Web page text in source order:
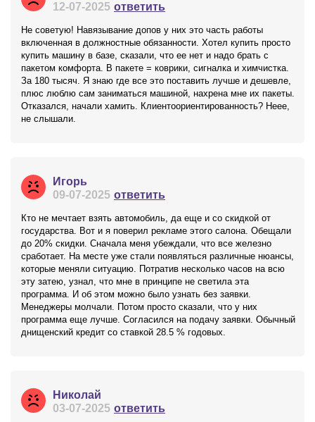
12-07-2025 ответить
Не советую! Навязывание допов у них это часть работы
включенная в должностные обязанности. Хотел купить просто
купить машину в базе, сказали, что ее нет и надо брать с
пакетом комфорта. В пакете = коврики, сигналка и химчистка.
За 180 тысяч. Я знаю где все это поставить лучше и дешевле,
плюс люблю сам заниматься машиной, нахрена мне их пакеты.
Отказался, начали хамить. Клиентоориентированность? Неее,
не слышали.
Игорь
09-07-2025 ответить
Кто не мечтает взять автомобиль, да еще и со скидкой от
государства. Вот и я поверил рекламе этого салона. Обещали
до 20% скидки. Сначала меня убеждали, что все железно
сработает. На месте уже стали появляться различные нюансы,
которые меняли ситуацию. Потратив несколько часов на всю
эту затею, узнал, что мне в принципе не светила эта
программа. И об этом можно было узнать без заявки.
Менеджеры молчали. Потом просто сказали, что у них
программа еще лучше. Согласился на подачу заявки. Обычный
днищенский кредит со ставкой 28.5 % годовых.
Николай
03-07-2025 ответить